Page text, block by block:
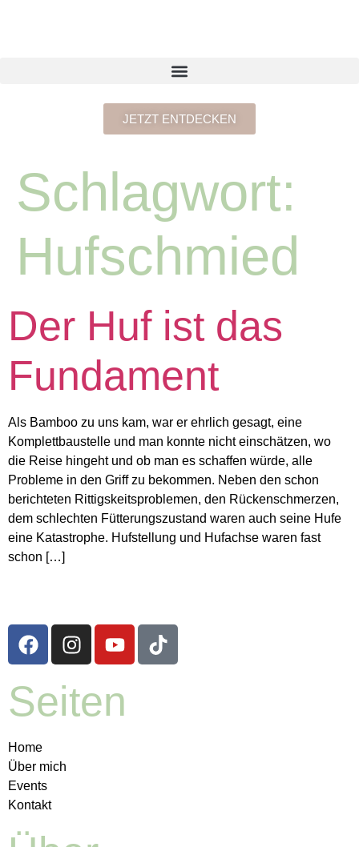
JETZT ENTDECKEN
Schlagwort:
Hufschmied
Der Huf ist das
Fundament
Als Bamboo zu uns kam, war er ehrlich gesagt, eine
Komplettbaustelle und man konnte nicht einschätzen, wo
die Reise hingeht und ob man es schaffen würde, alle
Probleme in den Griff zu bekommen. Neben den schon
berichteten Rittigskeitsproblemen, den Rückenschmerzen,
dem schlechten Fütterungszustand waren auch seine Hufe
eine Katastrophe. Hufstellung und Hufachse waren fast
schon […]
Seiten
Home
Über mich
Events
Kontakt